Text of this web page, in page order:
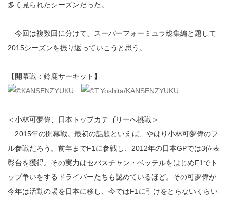
多く見られたシーズンだった。
今回は複数回に分けて、スーパーフォーミュラ総集編と題して
2015シーズンを振り返っていこうと思う。
【開幕戦：鈴鹿サーキット】
＜小林可夢偉、日本トップカテゴリーへ挑戦＞
2015年の開幕戦。最初の話題といえば、やはり小林可夢偉のフ
ル参戦だろう。前年までF1に参戦し、2012年の日本GPでは3位表
彰台を獲得。その実力はセバスチャン・ベッテルをはじめF1でト
ップ争いをするドライバーたちも認めているほど。その可夢偉が
今年は活動の場を日本に移し、今ではF1に引けをとらないくらい